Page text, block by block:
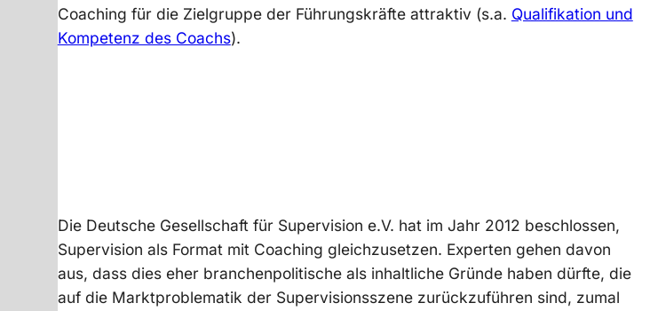
Coaching für die Zielgruppe der Führungskräfte attraktiv (s.a. Qualifikation und
Kompetenz des Coachs).
Die Deutsche Gesellschaft für Supervision e.V. hat im Jahr 2012 beschlossen,
Supervision als Format mit Coaching gleichzusetzen. Experten gehen davon
aus, dass dies eher branchenpolitische als inhaltliche Gründe haben dürfte, die
auf die Marktproblematik der Supervisionsszene zurückzuführen sind, zumal